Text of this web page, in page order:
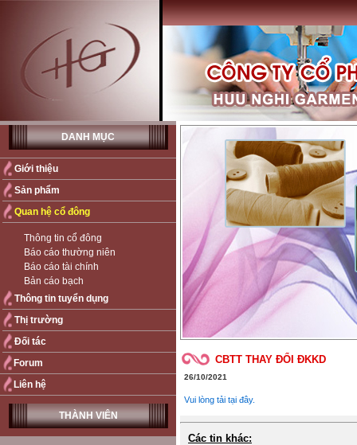
DANH MỤC
Giới thiệu
Sản phẩm
Quan hệ cổ đông
Thông tin cổ đông
Báo cáo thường niên
Báo cáo tài chính
Bản cáo bạch
Thông tin tuyển dụng
Thị trường
Đối tác
Forum
Liên hệ
THÀNH VIÊN
CBTT THAY ĐỔI ĐKKD
26/10/2021
Vui lòng tải tại đây.
Các tin khác: